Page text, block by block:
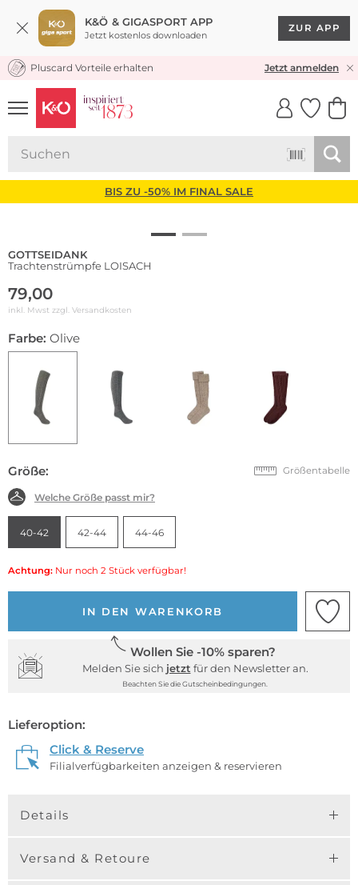
K&Ö & GIGASPORT APP
Jetzt kostenlos downloaden
ZUR APP
KOSTENLOSER VERSAND* & RÜCKVERSAND
Pluscard Vorteile erhalten Jetzt anmelden
UNSERE APP
CLICK &
BIS ZU -50% IM FINAL SALE
GOTTSEIDANK
Trachtenstrümpfe LOISACH
79,00
inkl. Mwst zzgl. Versandkosten
Farbe: Olive
Größe: Größentabelle
Welche Größe passt mir?
40-42 42-44 44-46
Achtung: Nur noch 2 Stück verfügbar!
IN DEN WARENKORB
Wollen Sie -10% sparen?
Melden Sie sich jetzt für den Newsletter an.
Beachten Sie die Gutscheinbedingungen.
Lieferoption:
Click & Reserve
Filialverfügbarkeiten anzeigen & reservieren
Details
Versand & Retoure